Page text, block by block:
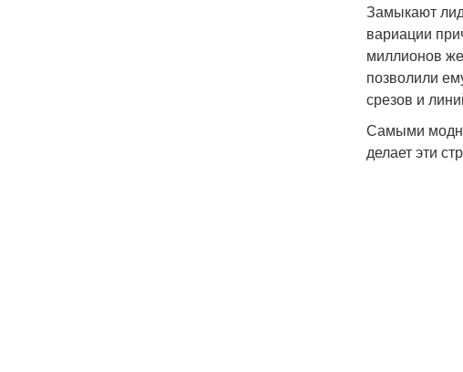
Замыкают
вариации
миллионов
позволили
срезов и
Самыми
делает эти